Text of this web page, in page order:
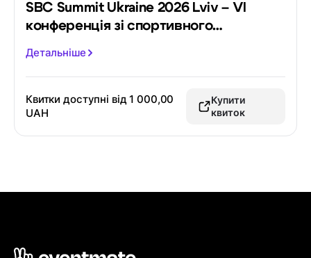
SBC Summit Ukraine 2026 Lviv – VI
конференція зі спортивного
Детальніше
Квитки доступні від1 000,00
UAH
Купити
квиток